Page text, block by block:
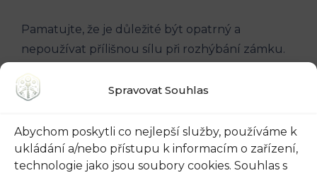
Spravovat Souhlas
Abychom poskytli co nejlepší služby, používáme k
ukládání a/nebo přístupu k informacím o zařízení,
technologie jako jsou soubory cookies. Souhlas s
Pamatujte, že je důležité být opatrný a
nepoužívat přílišnou sílu při rozhýbání zámku.
problém, je nejlépe vyhledat profesionální
zámečnictví, který vám s otevřením zámku
pomůže.